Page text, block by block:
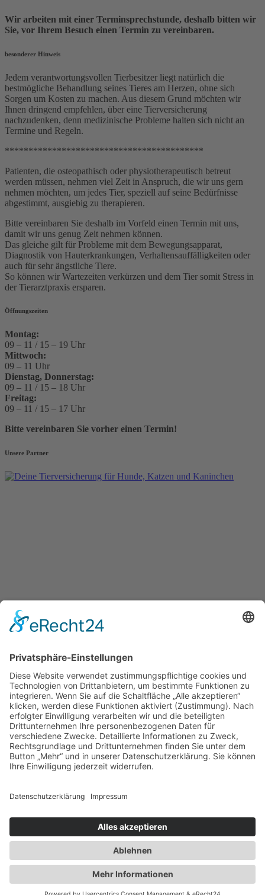
Wir arbeiten mit einer Terminsprechstunde, deshalb bitten wir
Sie, vor Ihrem Besuch einen Termin zu vereinbaren.
besonderer Hinweis
Jedem verantwortungsvollen Tierbesitzer liegt natürlich die
bestmögliche Behandlung seines Tieres am Herzen, ohne sich
Sorgen um Kosten zu machen. Aus diesem Grund möchten wir
Ihnen dringend empfehlen, über eine Tierversicherung
nachzudenken, denn medizinische Probleme halten sich nicht an
Termine und Regeln.
******************************************
Patienten, die osteopathisch oder physiotherapeutisch betreut
werden müssen, nehmen viel Zeit in Anspruch, die wir uns gern
nehmen möchten, um jedes Tier, speziell auf seine Bedürfnisse
abgestimmt, ausgiebig zu therapieren.
Bitte vereinbaren Sie deshalb im Vorfeld einen Termin mit uns,
damit wir uns genug Zeit nehmen können.
Das gleiche gilt für Probleme mit dem Bewegungsapparat,
Diagnostik von Hauterkrankungen, Verhaltensauffälligkeiten oder
auch für sehr ängstliche Tiere.
So können wir Wartezeiten verkürzen und dem Tier somit Stress in
der Tierarztpraxis ersparen.
Öffnungszeiten
Montag:
09 – 11 / 15 – 19 Uhr
Mittwoch:
09 – 11 Uhr
Dienstag, Donnerstag:
09 – 11 / 15 – 18 Uhr
Freitag:
09 – 11 / 15 – 17 Uhr
Bitte vereinbaren Sie vorher einen Termin!
Unsere Partner
Impressum Datenschutzerklärung
Tierarztpraxis Dr. Schwarz | Dr. Kerstin & Björn-S. Schwarz | 0 33